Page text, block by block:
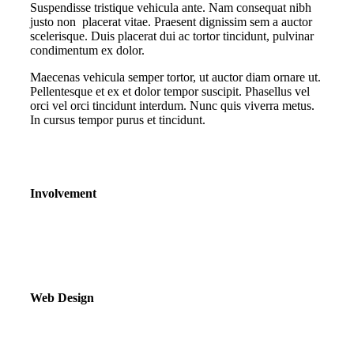
Suspendisse tristique vehicula ante. Nam consequat nibh
justo non placerat vitae. Praesent dignissim sem a auctor
scelerisque. Duis placerat dui ac tortor tincidunt, pulvinar
condimentum ex dolor.
Maecenas vehicula semper tortor, ut auctor diam ornare ut.
Pellentesque et ex et dolor tempor suscipit. Phasellus vel
orci vel orci tincidunt interdum. Nunc quis viverra metus.
In cursus tempor purus et tincidunt.
Involvement
Web Design